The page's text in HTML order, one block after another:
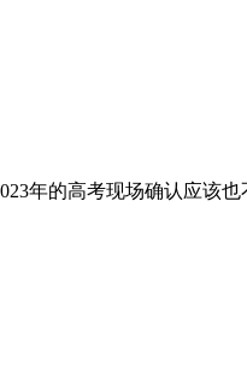
年的高考现场确认应该也